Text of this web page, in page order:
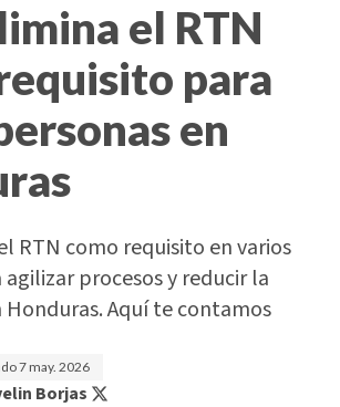
el RTN
para
en
RTN como requisito en varios
procesos y reducir la
Honduras. Aquí te contamos
7 may. 2026
Borjas